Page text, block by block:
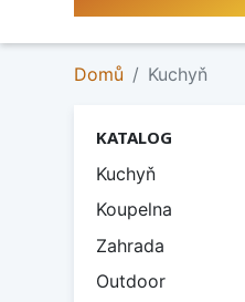
Domů Kuchyň
KATALOG
Kuchyň
Koupelna
Zahrada
Outdoor